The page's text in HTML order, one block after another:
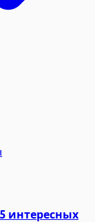
интересных